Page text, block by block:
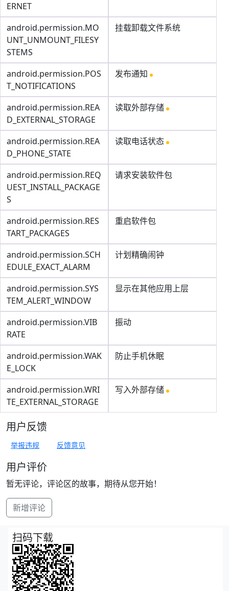
ERNET
android.permission.MO
UNT_UNMOUNT_FILESY
STEMS
挂载卸载文件系统
android.permission.POS
T_NOTIFICATIONS
发布通知
android.permission.REA
D_EXTERNAL_STORAGE
读取外部存储
android.permission.REA
D_PHONE_STATE
读取电话状态
android.permission.REQ
UEST_INSTALL_PACKAGE
S
请求安装软件包
android.permission.RES
TART_PACKAGES
重启软件包
android.permission.SCH
EDULE_EXACT_ALARM
计划精确闹钟
android.permission.SYS
TEM_ALERT_WINDOW
显示在其他应用上层
android.permission.VIB
RATE
振动
android.permission.WAK
E_LOCK
防止手机休眠
android.permission.WRI
TE_EXTERNAL_STORAGE
写入外部存储
用户反馈
举报违规 反馈意见
用户评价
暂无评论，评论区的故事，期待从您开始！
新增评论
扫码下载